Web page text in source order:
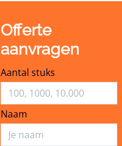
Offerte
aanvragen
Aantal stuks
Naam